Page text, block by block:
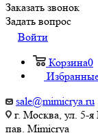
Заказать звонок
Задать вопрос
Войти
Корзина0
sale@mimicrya.ru
г. Москва, ул. 5-
пав. Mimicrya